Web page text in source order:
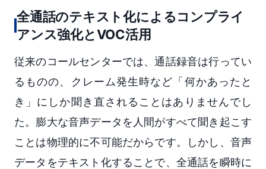
全通話のテキスト化によるコンプライ
アンス強化とVOC活用
従来のコールセンターでは、通話録音は行ってい
るものの、クレーム発生時など「何かあったと
き」にしか聞き直されることはありませんでし
た。膨大な音声データを人間がすべて聞き起こす
ことは物理的に不可能だからです。しかし、音声
データをテキスト化することで、全通話を瞬時に